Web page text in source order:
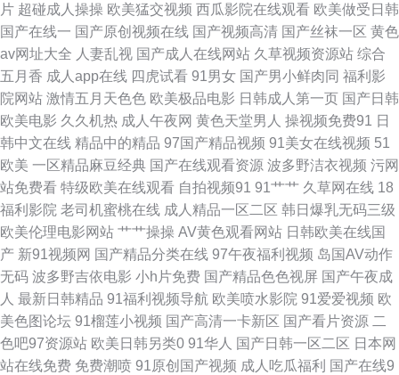
网站 黑丝视频 亚州不卡黄视颖 91香蕉外国视频 久久rp 91福利地址 黑丝网
站 先锋资源AV在线激情 91在线艹精品 久久免费毛片 91高跟丝袜福利导航
久草精品视频网 在线午夜浮力影院 丰满熟女一区二区三区 一级少女一线天
大香蕉99 日韩欧yellow网 91四虎影院视频在线播放 青青草网av黄色在线 91
熟妇综合 九一影院天美传媒 91高清免费视频 国产在线播放ww福利 91传媒
国产传媒在线播放 国产91系列在线播放 丝袜二区黄久久 91网站黄页 美女的
bb 51麻豆精品 国产看看91 亚洲不卡的AV在线 高清av无码福利 欧美日韩伦
理电影a片 国产人妻精品网址 日韩伊人福利 国产老湿中文字幕 影音先锋91
片 超碰成人操操 欧美猛交视频 西瓜影院在线观看 欧美做受日韩
国产在线一 国产原创视频在线 国产视频高清 国产丝袜一区 黄色
av网址大全 人妻乱视 国产成人在线网站 久草视频资源站 综合
五月香 成人app在线 四虎试看 91男女 国产男小鲜肉同 福利影
院网站 激情五月天色色 欧美极品电影 日韩成人第一页 国产日韩
欧美电影 久久机热 成人午夜网 黄色天堂男人 操视频免费91 日
韩中文在线 精品中的精品 97国产精品视频 91美女在线视频 51
欧美 一区精品麻豆经典 国产在线观看资源 波多野洁衣视频 污网
站免费看 特级欧美在线观看 自拍视频91 91艹艹 久草网在线 18
福利影院 老司机蜜桃在线 成人精品一区二区 韩日爆乳无码三级
欧美伦理电影网站 艹艹操操 AV黄色观看网站 日韩欧美在线国
产 新91视频网 国产精品分类在线 97午夜福利视频 岛国AV动作
无码 波多野吉依电影 小h片免费 国产精品色色视屏 国产午夜成
人 最新日韩精品 91福利视频导航 欧美喷水影院 91爱爱视频 欧
美色图论坛 91榴莲小视频 国产高清一卡新区 国产看片资源 二
色吧97资源站 欧美日韩另类0 91华人 国产日韩一区二区 日本网
站在线免费 免费潮喷 91原创国产视频 成人吃瓜福利 国产在线9